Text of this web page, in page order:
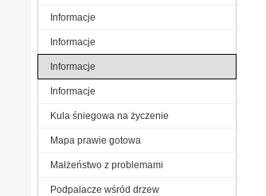
Informacje
Informacje
Informacje
Informacje
Kula śniegowa na życzenie
Mapa prawie gotowa
Małżeństwo z problemami
Podpalacze wśród drzew